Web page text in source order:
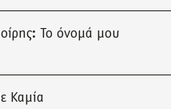
Το όνομά μου
Καμία